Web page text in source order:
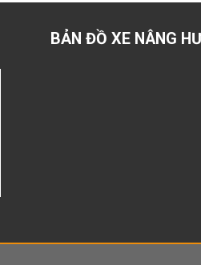
BẢN ĐỒ XE NÂNG